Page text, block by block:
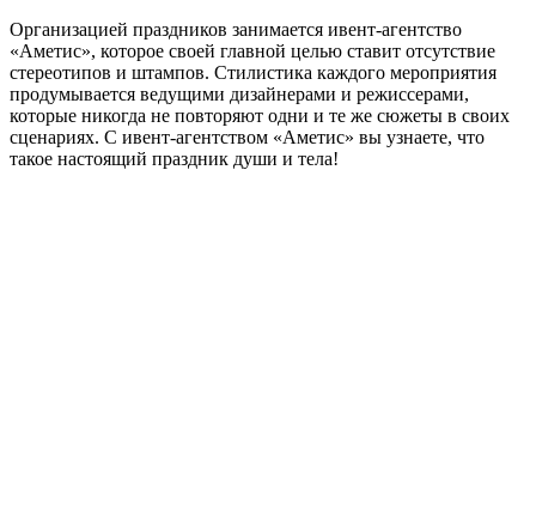
Организацией праздников занимается ивент-агентство
«Аметис», которое своей главной целью ставит отсутствие
стереотипов и штампов. Стилистика каждого мероприятия
продумывается ведущими дизайнерами и режиссерами,
которые никогда не повторяют одни и те же сюжеты в своих
сценариях. С ивент-агентством «Аметис» вы узнаете, что
такое настоящий праздник души и тела!